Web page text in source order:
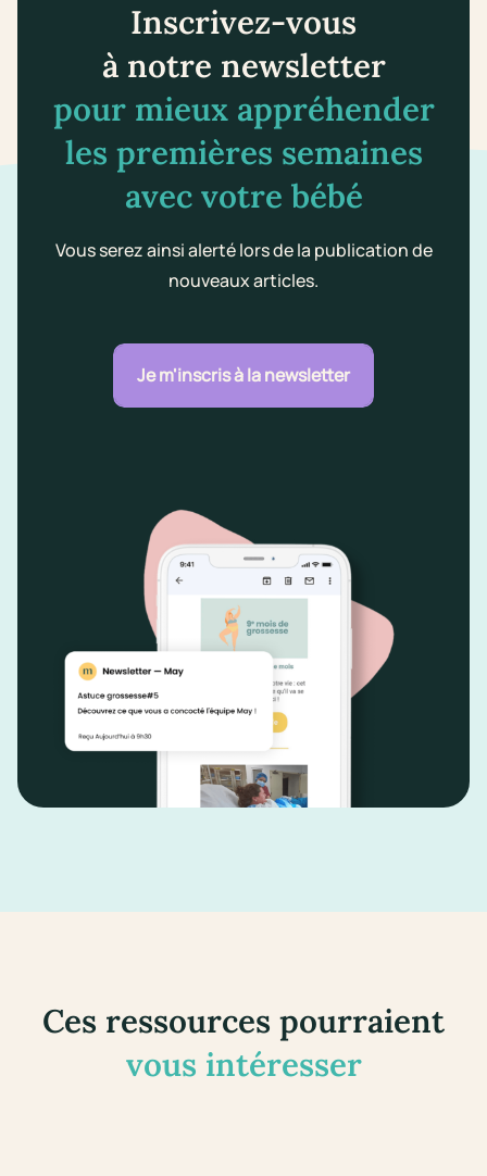
Inscrivez-vous
à notre newsletter
pour mieux appréhender
les premières semaines
avec votre bébé
Vous serez ainsi alerté lors de la publication de
nouveaux articles.
Je m'inscris à la newsletter
Ces ressources pourraient
vous intéresser